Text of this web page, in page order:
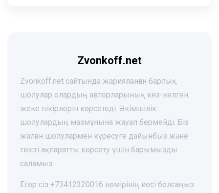
Zvonkoff.net
Zvonkoff.net сайтында жарияланған барлық
шолулар олардың авторларының кез-келген
жеке пікірлерін көрсетеді. Әкімшілік
шолулардың мазмұнына жауап бермейді. Біз
жалған шолулармен күресуге дайынбыз және
тиісті ақпаратты көрсету үшін барымызды
саламыз.
Егер сіз +73412320016 нөмірінің иесі болсаңыз